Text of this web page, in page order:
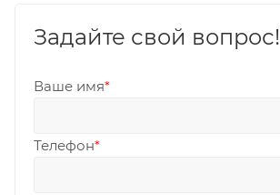
Задайте свой вопрос!
Ваше имя*
Телефон*